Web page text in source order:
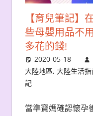
【育兒筆記】
些母嬰用品不
多花的錢!
2020-05-18
大陸地區, 大陸生活指
記
當準寶媽確認懷孕